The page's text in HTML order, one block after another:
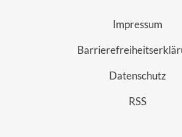
Impressum
Datenschutz
RSS